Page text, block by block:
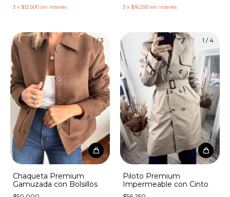
3 x $12.500 sin interés 3 x $16.250 sin interés
1/3
Chaqueta Premium
Gamuzada con Bolsillos
1 /4
Piloto Premium
Impermeable con Cinto